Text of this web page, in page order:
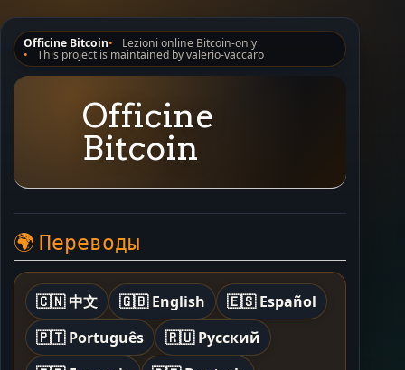
Officine Bitcoin Lezioni online Bitcoin-only
This project is maintained by valerio-vaccaro
Officine
Bitcoin
🌍 Переводы
🇨🇳 中文 🇬🇧 English
🇪🇸 Español
🇵🇹 Português
🇷🇺 Русский